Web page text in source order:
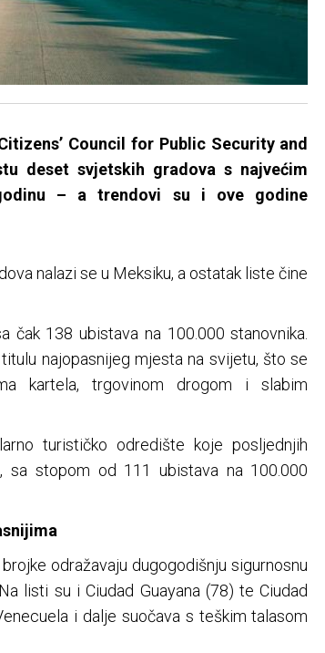
Council for Public Security and
deset svjetskih gradova s najvećim
– a trendovi su i ove godine
nalazi se u Meksiku, a ostatak liste čine
čak 138 ubistava na 100.000 stanovnika.
najopasnijeg mjesta na svijetu, što se
kartela, trgovinom drogom i slabim
turističko odredište koje posljednjih
sa stopom od 111 ubistava na 100.000
odražavaju dugogodišnju sigurnosnu
listi su i Ciudad Guayana (78) te Ciudad
i dalje suočava s teškim talasom